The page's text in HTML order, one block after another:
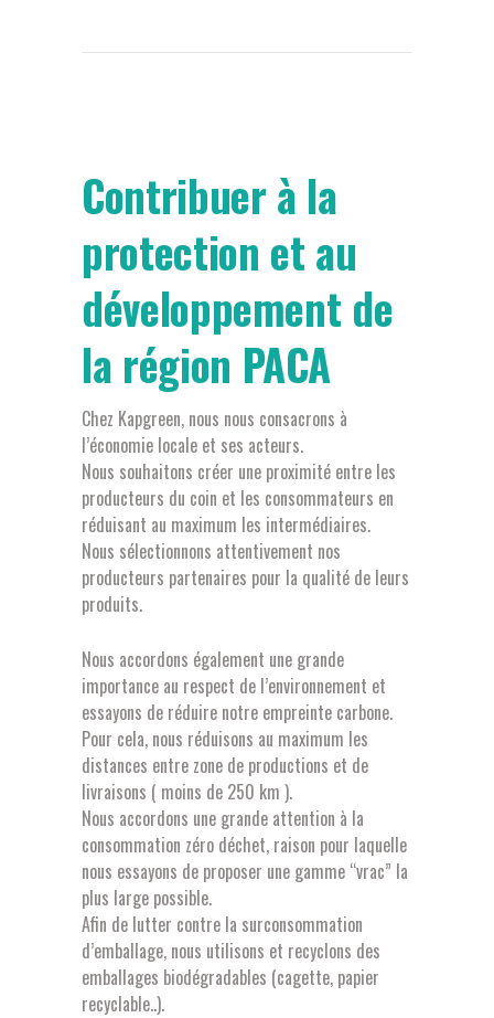
Contribuer à la
protection et au
développement de
la région PACA
Chez Kapgreen, nous nous consacrons à
l’économie locale et ses acteurs.
Nous souhaitons créer une proximité entre les
producteurs du coin et les consommateurs en
réduisant au maximum les intermédiaires.
Nous sélectionnons attentivement nos
producteurs partenaires pour la qualité de leurs
produits.
Nous accordons également une grande
importance au respect de l’environnement et
essayons de réduire notre empreinte carbone.
Pour cela, nous réduisons au maximum les
distances entre zone de productions et de
livraisons ( moins de 250 km ).
Nous accordons une grande attention à la
consommation zéro déchet, raison pour laquelle
nous essayons de proposer une gamme “vrac” la
plus large possible.
Afin de lutter contre la surconsommation
d’emballage, nous utilisons et recyclons des
emballages biodégradables (cagette, papier
recyclable..).